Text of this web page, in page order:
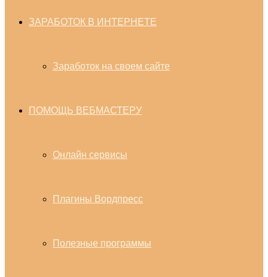
ЗАРАБОТОК В ИНТЕРНЕТЕ
Заработок на своем сайте
ПОМОЩЬ ВЕБМАСТЕРУ
Онлайн сервисы
Плагины Вордпресс
Полезные программы